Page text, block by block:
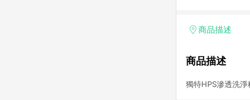
Yahoo超贈點回
商品描述
商品描述
獨特HPS滲透洗